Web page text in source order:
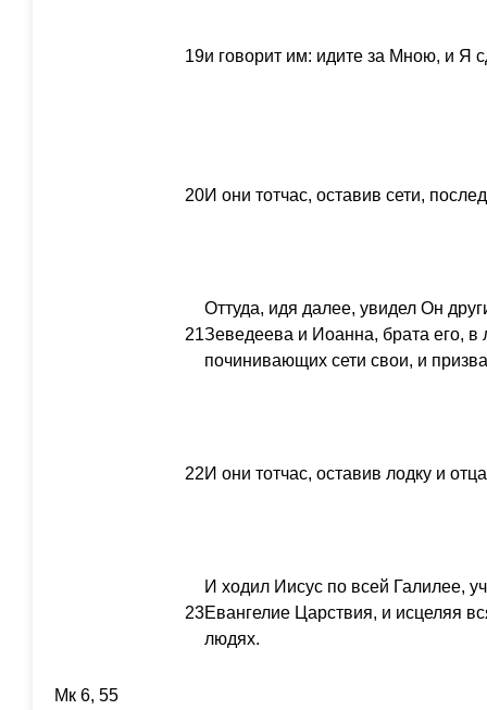
19и говорит им: идите за Мною, и Я
20И они тотчас, оставив сети,
21
Оттуда, идя далее, увидел Он
Зеведеева и Иоанна, брата его, в
починивающих сети свои, и
22И они тотчас, оставив лодку и
23
И ходил Иисус по всей Галилее,
Евангелие Царствия, и исцеляя
людях.
Мк 6, 55